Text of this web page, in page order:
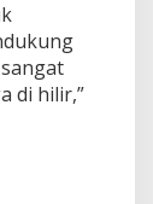
di hilir,”